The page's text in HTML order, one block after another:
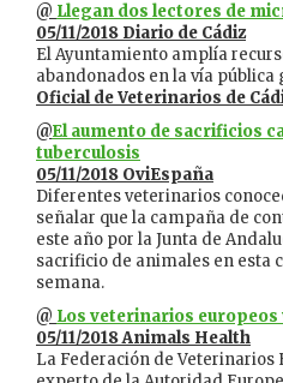
@ Llegan dos lectores de
05/11/2018 Diario de Cádiz
El Ayuntamiento amplía
abandonados en la vía
Oficial de Veterinarios de
@El aumento de sacrificios
tuberculosis
05/11/2018 OviEspaña
Diferentes veterinarios
señalar que la campaña de
este año por la Junta de
sacrificio de animales en esta
semana.
@ Los veterinarios
05/11/2018 Animals Health
La Federación de Veterinarios